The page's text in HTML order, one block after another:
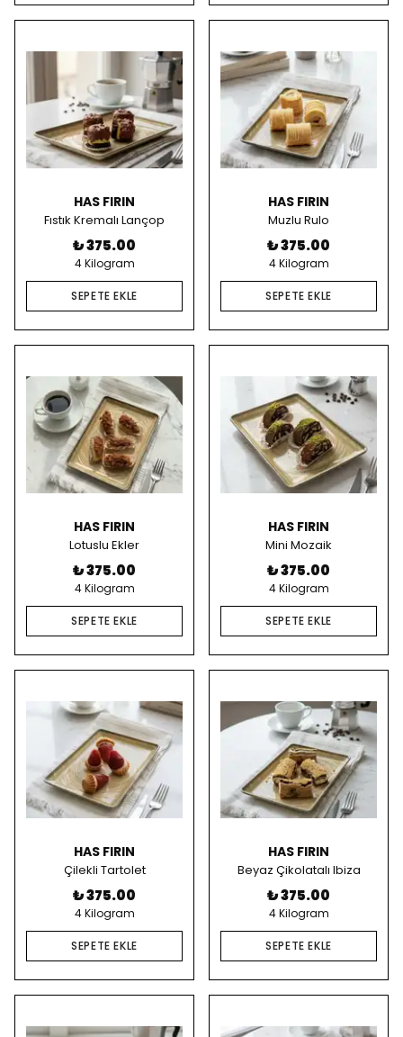
HAS FIRIN
Fıstık Kremalı Lançop
₺ 375.00
4 Kilogram
SEPETE EKLE
HAS FIRIN
Muzlu Rulo
₺ 375.00
4 Kilogram
SEPETE EKLE
HAS FIRIN
Lotuslu Ekler
₺ 375.00
4 Kilogram
SEPETE EKLE
HAS FIRIN
Mini Mozaik
₺ 375.00
4 Kilogram
SEPETE EKLE
HAS FIRIN
Çilekli Tartolet
₺ 375.00
4 Kilogram
SEPETE EKLE
HAS FIRIN
Beyaz Çikolatalı Ibiza
₺ 375.00
4 Kilogram
SEPETE EKLE